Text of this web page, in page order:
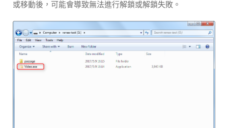
或移動後，可能會導致無法進行解鎖或解鎖失敗。